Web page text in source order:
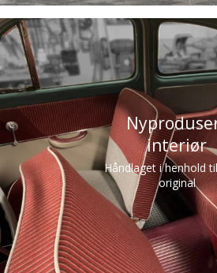
interiør
Håndlaget i henhold
original